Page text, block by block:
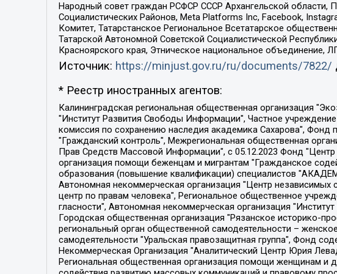
Народный совет граждан РСФСР СССР Архангельской области,
Социалистических Районов, Meta Platforms Inc, Facebook,
Комитет, Татарстанское Региональное Всетатарское
Татарской Автономной Советской Социалистической
Красноярского края, Этническое национальное объединение,
Источник: https://minjust.gov.ru/ru/documents/7822/
* Реестр иностранных агентов:
Калининградская региональная общественная организация "Экозащита!-Женсовет", Фонд содействия защите прав и свобод граждан "Общественный вердикт", Фонд "Институт Развития Свободы Информации", Частное учреждение "Информационное агентство МЕМО. РУ", Региональная общественная организация "Общественная комиссия по сохранению наследия академика Сахарова", Фонд поддержки свободы прессы, Санкт-Петербургская общественная правозащитная организация "Гражданский контроль", Межрегиональная общественная организация "Информационно-просветительский центр "Мемориал", Региональный Фонд "Центр Защиты Прав Средств Массовой Информации", с 05.12.2023 Фонд "Центр Защиты Прав Средств массовой информации", Региональная общественная благотворительная организация помощи беженцам и мигрантам "Гражданское содействие", Негосударственное образовательное учреждение дополнительного профессионального образования (повышение квалификации) специалистов "АКАДЕМИЯ ПО ПРАВАМ ЧЕЛОВЕКА", Свердловская региональная общественная организация "Сутяжник", Автономная некоммерческая организация "Центр независимых социологических исследований", Союз общественных объединений "Российский исследовательский центр по правам человека", Региональное общественное учреждение научно-информационный центр "МЕМОРИАЛ", Некоммерческая организация "Фонд защиты гласности", Автономная некоммерческая организация "Институт прав человека", Городская общественная организация "Екатеринбургское общество "МЕМОРИАЛ", Городская общественная организация "Рязанское историко-просветительское и правозащитное общество "Мемориал" (Рязанский Мемориал), Челябинский региональный орган общественной самодеятельности – женское общественное объединение "Женщины Евразии", Челябинский региональный орган общественной самодеятельности "Уральская правозащитная группа", Фонд содействия защите здоровья и социальной справедливости имени Андрея Рылькова, Автономная Некоммерческая Организация "Аналитический Центр Юрия Левады", Автономная некоммерческая организация социальной поддержки населения "Проект Апрель", Региональная общественная организация помощи женщинам и детям, находящимся в кризисной ситуации "Информационно-методический центр "Анна", Фонд содействия развитию массовых коммуникаций и правовому просвещению "Так-так-Так", Фонд содействия устойчивому развитию "Серебряная тайга", Свердловский региональный общественный фонд социальных проектов "Новое время", "Idel.Реалии", Кавказ.Реалии, Крым.Реалии, Телеканал Настоящее Время, Татаро-башкирская служба Радио Свобода (Azatliq Radiosi), Радио Свободная Европа/Радио Свобода (PCE/PC), "Сибирь.Реалии", "Фактограф", Благотворительный фонд помощи осужденным и их семьям, Автономная некоммерческая организация "Институт глобализации и социальных движений", Фонд "В защиту прав заключенных", Частное учреждение "Центр поддержки и содействия развитию средств массовой информации", Пензенский региональный общественный благотворительный фонд "Гражданский союз", "Север.Реалии", Некоммерческая организация Фонд "Правовая инициатива", Общество с ограниченной ответственностью "Радио Свободная Европа/Радио Свобода", Чешское информационное агентство "MEDIUM-ORIENT", Красноярская региональная общественная организация "Мы против СПИДа", Камалягин Денис Николаевич, Маркелов Сергей Евгеньевич, Пономарев Лев Александрович, Савицкая Людмила Алексеевна, Автономная некоммерческая организация "Центр по работе с проблемой насилия "НАСИЛИЮ.НЕТ", Межрегиональный профессиональный союз работников здравоохранения "Альянс врачей", Юридическое лицо, зарегистрированное в Латвийской Республике, SIA "Medusa Project" (регистрационный номер 40103797863, дата регистрации 10.06.2014), Некоммерческая организация "Фонд по борьбе с коррупцией", Автономная некоммерческая организация "Институт права и